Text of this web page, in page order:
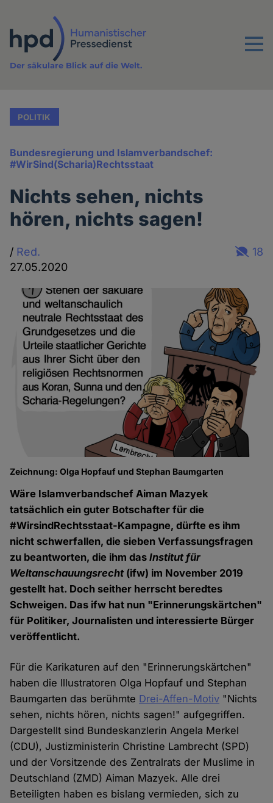
Inhalt
Menu
Der säkulare Blick auf die Welt.
POLITIK
Bundesregierung und Islamverbandschef:
#WirSind(Scharia)Rechtsstaat
Nichts sehen, nichts
hören, nichts sagen!
/ Red.
27.05.2020
18
Zeichnung: Olga Hopfauf und Stephan Baumgarten
Wäre Islamverbandschef Aiman Mazyek
tatsächlich ein guter Botschafter für die
#WirsindRechtsstaat-Kampagne, dürfte es ihm
nicht schwerfallen, die sieben Verfassungsfragen
zu beantworten, die ihm dasInstitut für
Weltanschauungsrecht (ifw) im November 2019
gestellt hat. Doch seither herrscht beredtes
Schweigen. Das ifw hat nun "Erinnerungskärtchen"
für Politiker, Journalisten und interessierte Bürger
veröffentlicht.
Für die Karikaturen auf den "Erinnerungskärtchen"
haben die Illustratoren Olga Hopfauf und Stephan
Baumgarten das berühmte Drei-Affen-Motiv "Nichts
sehen, nichts hören, nichts sagen!" aufgegriffen.
Dargestellt sind Bundeskanzlerin Angela Merkel
(CDU), Justizministerin Christine Lambrecht (SPD)
und der Vorsitzende des Zentralrats der Muslime in
Deutschland (ZMD) Aiman Mazyek. Alle drei
Beteiligten haben es bislang vermieden, sich zu